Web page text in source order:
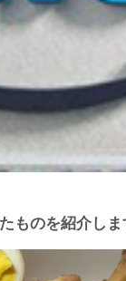
のを紹介しま